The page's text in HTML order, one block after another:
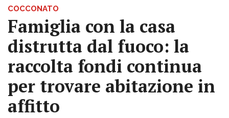
COCCONATO
Famiglia con la casa
distrutta dal fuoco: la
raccolta fondi continua
per trovare abitazione in
affitto